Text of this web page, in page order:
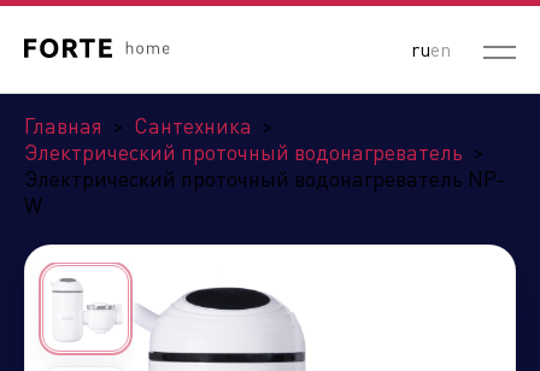
ruen
Главная > Сантехника >
Электрический проточный водонагреватель >
Электрический проточный водонагреватель NP-
W